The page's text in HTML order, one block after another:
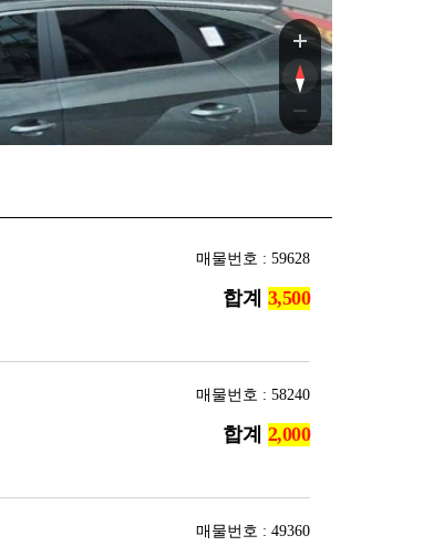
매물번호 : 59628
합계
매물번호 : 58240
합계
매물번호 : 49360